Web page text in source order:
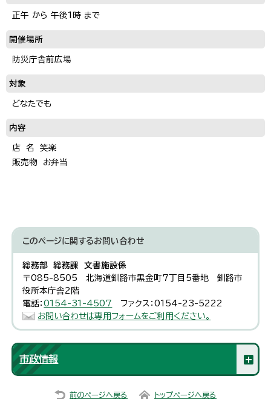
正午 から 午後1時 まで
開催場所
防災庁舎前広場
対象
どなたでも
内容
店 名 笑楽
販売物 お弁当
このページに関するお問い合わせ
総務部 総務課 文書施設係
〒085-8505 北海道釧路市黒金町7丁目5番地 釧路市
役所本庁舎2階
電話：0154-31-4507
ファクス：0154-23-5222
お問い合わせは専用フォームをご利用ください。
市政情報
前のページへ戻る トップページへ戻る